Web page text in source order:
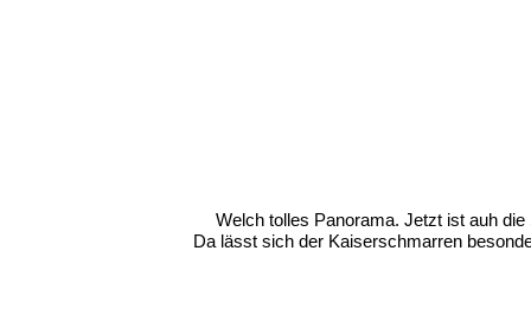
Welch tolles Panorama. Jetzt ist auh
Da lässt sich der Kaiserschmarren